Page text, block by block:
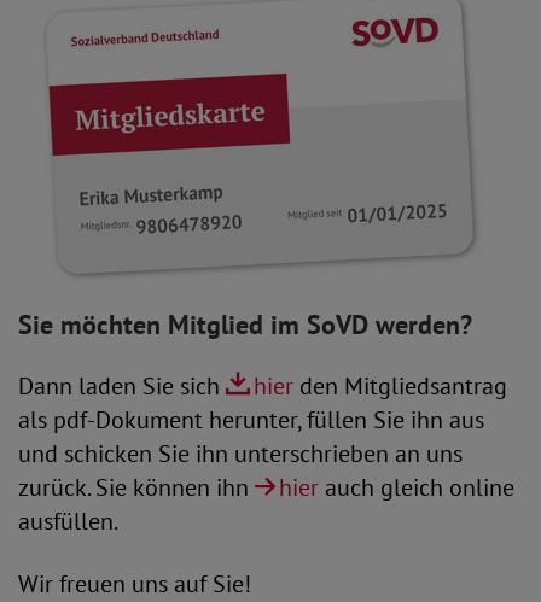
Sie möchten Mitglied im SoVD werden?
Dann laden Sie sich hier den Mitgliedsantrag
als pdf-Dokument herunter, füllen Sie ihn aus
und schicken Sie ihn unterschrieben an uns
zurück. Sie können ihn
hier auch gleich online
ausfüllen.
Wir freuen uns auf Sie!